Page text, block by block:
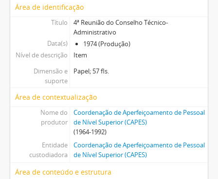
Área de identificação
Título
4ª Reunião do Conselho Técnico-
Administrativo
Data(s)
1974 (Produção)
Nível de descrição
Item
Dimensão e
suporte
Papel; 57 fls.
Área de contextualização
Nome do
produtor
Coordenação de Aperfeiçoamento de Pessoal
de Nível Superior (CAPES)
(1964-1992)
Entidade
custodiadora
Coordenação de Aperfeiçoamento de Pessoal
de Nível Superior (CAPES)
Área de conteúdo e estrutura